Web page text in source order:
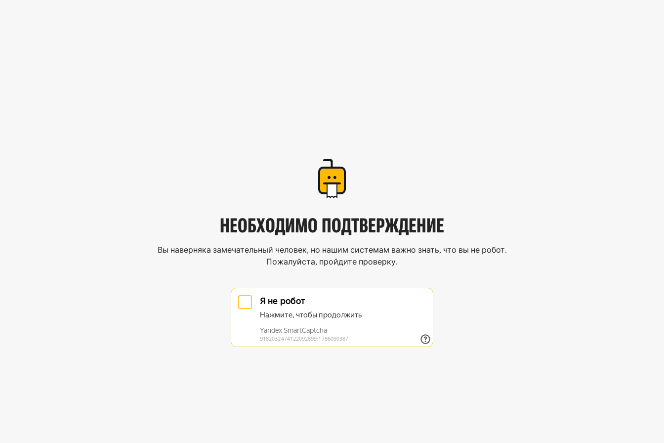
НЕОБХОДИМО ПОДТВЕРЖДЕНИЕ
Вы наверняка замечательный человек, но нашим системам важно знать, что вы не робот.
Пожалуйста, пройдите проверку.